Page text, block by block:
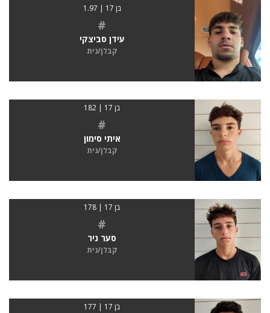
בן 17 | 1.97
#
עידן סביצקי
קבלן/נית
בן 17 | 182
#
איתי סימון
קבלן/נית
בן 17 | 178
#
סער ניר
קבלן/נית
בן 17 | 177